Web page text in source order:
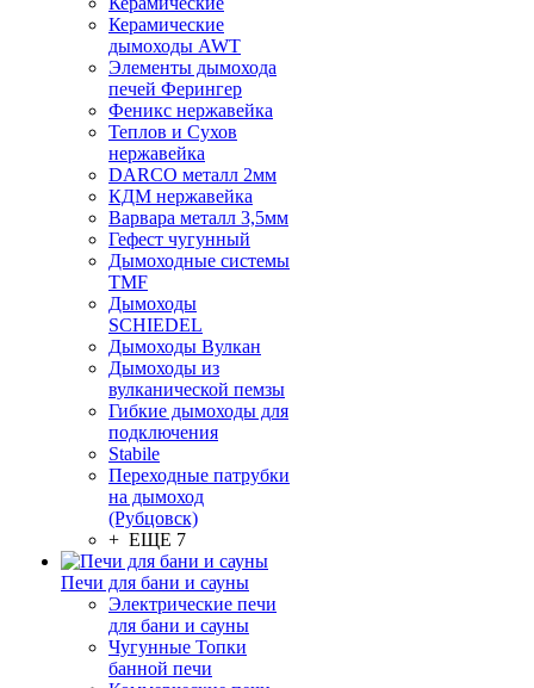
Керамические
дымоходы AWT
Элементы дымохода
печей Ферингер
Феникс нержавейка
Теплов и Сухов
нержавейка
DARCO металл 2мм
КДМ нержавейка
Варвара металл 3,5мм
Гефест чугунный
Дымоходные системы
TMF
Дымоходы
SCHIEDEL
Дымоходы Вулкан
Дымоходы из
вулканической пемзы
Гибкие дымоходы для
подключения
Stabile
Переходные патрубки
на дымоход
(Рубцовск)
+ ЕЩЕ 7
Печи для бани и сауны
Электрические печи
для бани и сауны
Чугунные Топки
банной печи